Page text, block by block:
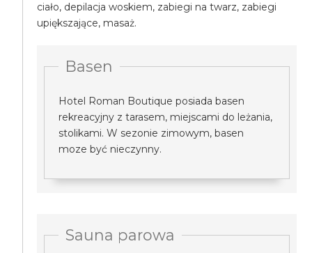
ciało, depilacja woskiem, zabiegi na twarz, zabiegi
upiększające, masaż.
Basen
Hotel Roman Boutique posiada basen
rekreacyjny z tarasem, miejscami do leżania,
stolikami. W sezonie zimowym, basen
moze być nieczynny.
Sauna parowa